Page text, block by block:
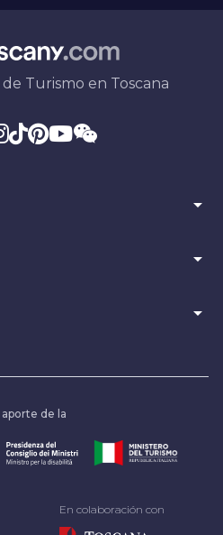
Turismo en Toscana
arrow_drop_down
arrow_drop_down
arrow_drop_down
de la
En colaboración con